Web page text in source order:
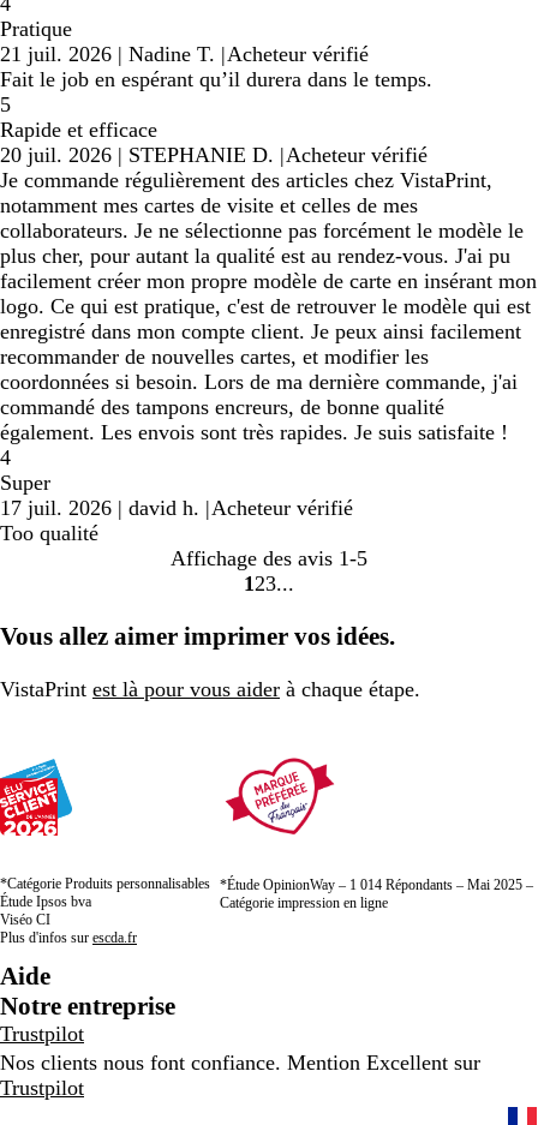
Pratique
21 juil. 2026 | Nadine T. |Acheteur vérifié
Fait le job en espérant qu’il durera dans le temps.
5
Rapide et efficace
20 juil. 2026 | STEPHANIE D. |Acheteur vérifié
Je commande régulièrement des articles chez VistaPrint,
notamment mes cartes de visite et celles de mes
collaborateurs. Je ne sélectionne pas forcément le modèle le
plus cher, pour autant la qualité est au rendez-vous. J'ai pu
facilement créer mon propre modèle de carte en insérant mon
logo. Ce qui est pratique, c'est de retrouver le modèle qui est
enregistré dans mon compte client. Je peux ainsi facilement
recommander de nouvelles cartes, et modifier les
coordonnées si besoin. Lors de ma dernière commande, j'ai
commandé des tampons encreurs, de bonne qualité
également. Les envois sont très rapides. Je suis satisfaite !
4
Super
17 juil. 2026 | david h. |Acheteur vérifié
Too qualité
Affichage des avis 1-5
Accéder
la
1 Accéder
la
2 Accéder
la
3
Vous allez aimer imprimer vos idées.
VistaPrint est là pour vous aider à chaque étape.
*Catégorie Produits personnalisables
Étude Ipsos bva
Viséo CI
Plus d'infos sur escda.fr
*Étude OpinionWay – 1 014 Répondants – Mai 2025 –
Catégorie impression en ligne
Aide
Notre entreprise
Trustpilot
Nos clients nous font confiance. Mention Excellent sur
Trustpilot